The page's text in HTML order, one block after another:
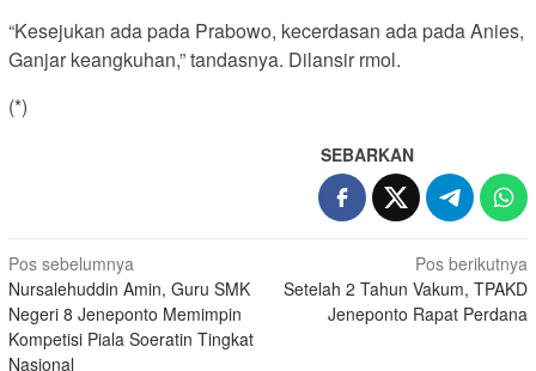
“Kesejukan ada pada Prabowo, kecerdasan ada pada Anies,
Ganjar keangkuhan,” tandasnya. Dilansir rmol.
(*)
SEBARKAN
Navigasi
pos
Pos sebelumnya
Nursalehuddin Amin, Guru SMK
Negeri 8 Jeneponto Memimpin
Kompetisi Piala Soeratin Tingkat
Nasional
Pos berikutnya
Setelah 2 Tahun Vakum, TPAKD
Jeneponto Rapat Perdana